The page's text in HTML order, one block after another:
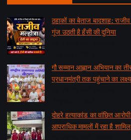
ठहाकों का बेताज बादशाह:
गूंज उठती है हँसी की दुनिया
गौ सम्मान आह्वान अभियान का
प्रधानमंत्री तक पहुंचाने का लक्ष्य
दोहरे हत्याकांड का वांछित
आपराधिक मामलों में रहा है शामिल